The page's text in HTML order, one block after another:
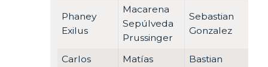
Phaney
Exilus
Macarena
Sepúlveda
Prussinger
Sebastian
Gonzalez
Carlos
Matías
Bastian